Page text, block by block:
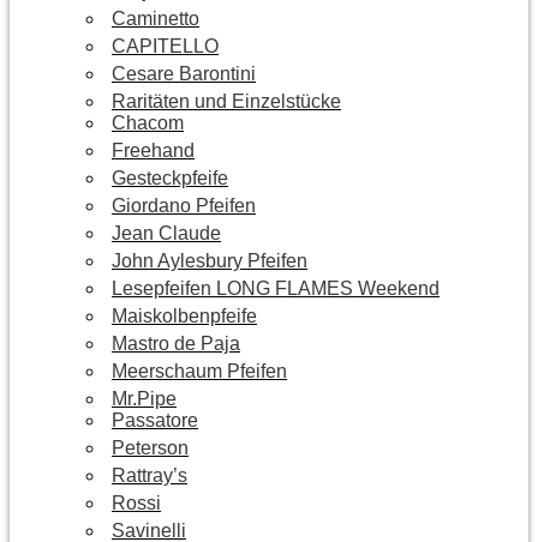
Caminetto
CAPITELLO
Cesare Barontini
Raritäten und Einzelstücke
Chacom
Freehand
Gesteckpfeife
Giordano Pfeifen
Jean Claude
John Aylesbury Pfeifen
Lesepfeifen LONG FLAMES Weekend
Maiskolbenpfeife
Mastro de Paja
Meerschaum Pfeifen
Mr.Pipe
Passatore
Peterson
Rattray’s
Rossi
Savinelli